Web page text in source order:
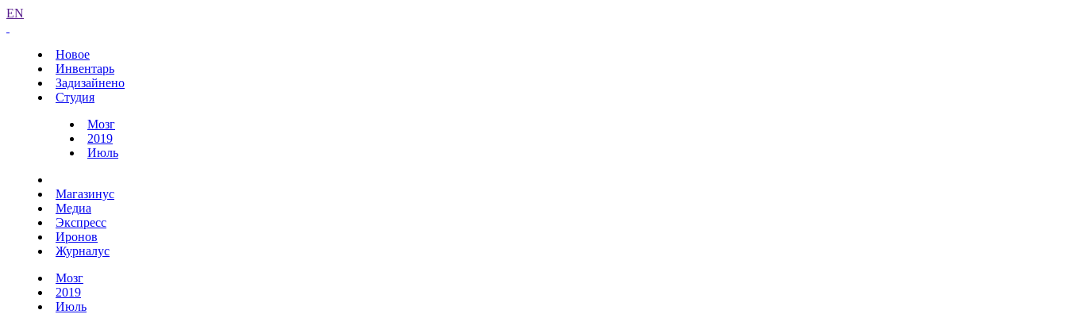
EN
Новое
Инвентарь
Задизайнено
Студия
Мозг
2019
Июль
Магазинус
Медиа
Экспресс
Иронов
Журналус
Мозг
2019
Июль